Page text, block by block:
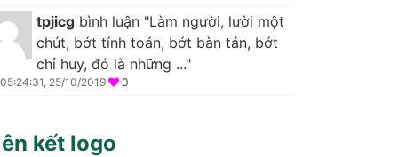
tpjicg bình luận "Làm người, lười một
chút, bớt tính toán, bớt bàn tán, bớt
chỉ huy, đó là những ..."
05:24:31, 25/10/2019 0
kết logo